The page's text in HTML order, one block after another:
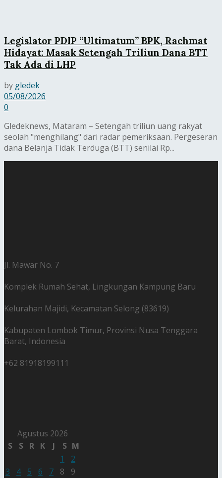
Legislator PDIP “Ultimatum” BPK, Rachmat
Hidayat: Masak Setengah Triliun Dana BTT
Tak Ada di LHP
by gledek
05/08/2026
0
Gledeknews, Mataram – Setengah triliun uang rakyat
seolah "menghilang" dari radar pemeriksaan. Pergeseran
dana Belanja Tidak Terduga (BTT) senilai Rp...
Jl. Mawar No. 7
Komplek Rumah Sehat, Lingkungan Kampung Baru
Kelurahan Majidi, Kecamatan Selong (83619)
Kabupaten Lombok Timur, Provinsi Nusa Tenggara
Barat, Indonesia
+62 81918199111
Agustus 2026
S
S R K J S M
1
2
3
4 5 6 7 8
9